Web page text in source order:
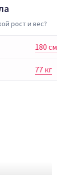
рост и вес?
180 см
77 кг